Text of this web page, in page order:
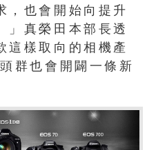
，也會開始向提升
」真榮田本部長透
這樣取向的相機產
群也會開闢一條新